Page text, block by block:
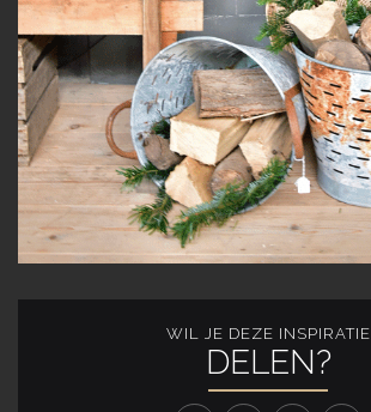
WIL JE DEZE INSPIRATIE
DELEN?